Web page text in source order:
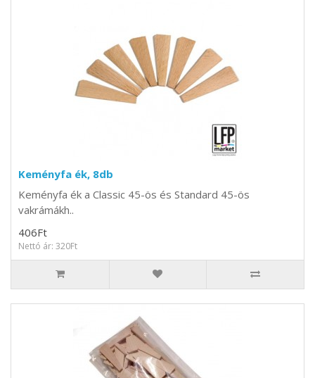
Keményfa ék, 8db
Keményfa ék a Classic 45-ös és Standard 45-ös
vakrámákh..
406Ft
Nettó ár: 320Ft